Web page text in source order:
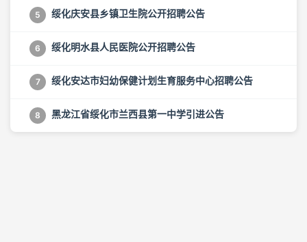
5 绥化庆安县乡镇卫生院公开招聘公告
6 绥化明水县人民医院公开招聘公告
7 绥化安达市妇幼保健计划生育服务中心招聘公告
8 黑龙江省绥化市兰西县第一中学引进公告